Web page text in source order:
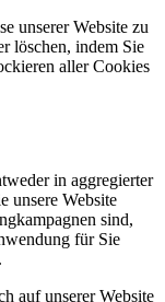
unserer Website zu
löschen, indem Sie
aller Cookies
in aggregierter
unsere Website
sind,
für Sie
auf unserer Website